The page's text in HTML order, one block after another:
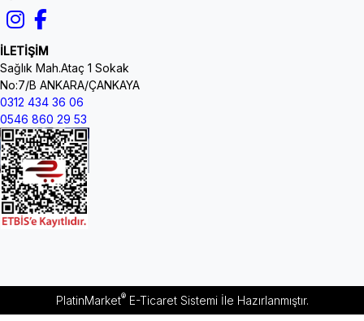
İLETİŞİM
Sağlık Mah.Ataç 1 Sokak
No:7/B ANKARA/ÇANKAYA
0312 434 36 06
0546 860 29 53
PlatinMarket®E-Ticaret Sistemiİle Hazırlanmıştır.